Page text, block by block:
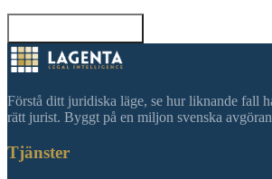
Förstå ditt juridiska läge, se hur liknande fall
rätt jurist. Byggt på en miljon svenska
Tjänster